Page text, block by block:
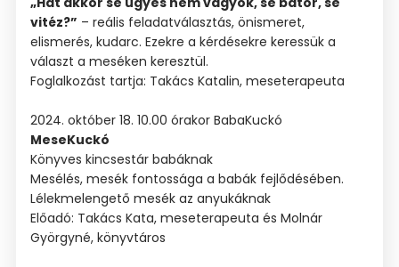
vitéz?” – reális feladatválasztás, önismeret,
elismerés, kudarc. Ezekre a kérdésekre keressük a
választ a meséken keresztül.
Foglalkozást tartja: Takács Katalin, meseterapeuta
2024. október 18. 10.00 órakor BabaKuckó
MeseKuckó
Könyves kincsestár babáknak
Mesélés, mesék fontossága a babák fejlődésében.
Lélekmelengető mesék az anyukáknak
Előadó: Takács Kata, meseterapeuta és Molnár
Györgyné, könyvtáros